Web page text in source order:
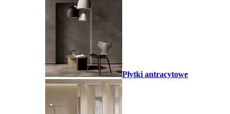
Płytki antracytowe